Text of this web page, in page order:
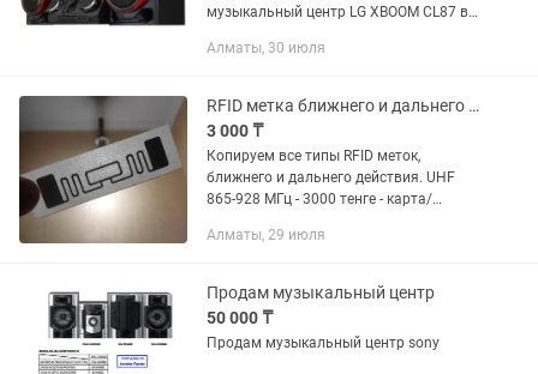
музыкальный центр LG XBOOM CL87 в
Полностью исправен, звук чистый и
Алматы, 30 июля
RFID метка ближнего и дальнего действия, доставка по центру Алматы
3 000 ₸
Копируем все типы RFID меток,
ближнего и дальнего действия. UHF
865-928 МГц - 3000 тенге - карта/
парковку, открывает ворота или
Алматы, 29 июля
Продам музыкальный центр
50 000 ₸
Продам музыкальный центр sony